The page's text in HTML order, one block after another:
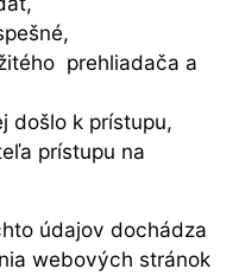
prehliadača a
došlo k prístupu,
prístupu na
údajov dochádza
webových stránok